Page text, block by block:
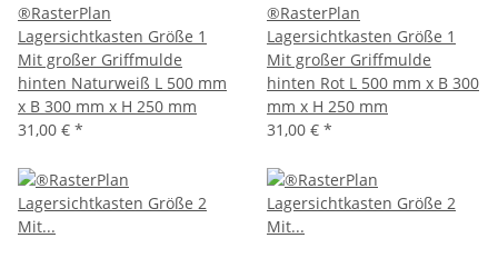
®RasterPlan
Lagersichtkasten Größe 1
Mit großer Griffmulde
hinten Naturweiß L 500 mm
x B 300 mm x H 250 mm
31,00 € *
®RasterPlan
Lagersichtkasten Größe 1
Mit großer Griffmulde
hinten Rot L 500 mm x B 300
mm x H 250 mm
31,00 € *